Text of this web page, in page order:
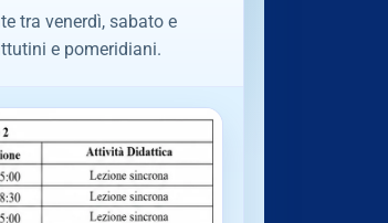
tra venerdì, sabato e
e pomeridiani.